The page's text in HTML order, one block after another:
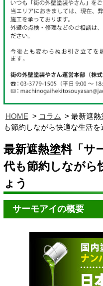
HOME コラム
最新遮
も節約しながら快適な生活を
最新遮熱塗料「サ
代も節約しながら
ょう
サーモアイの概要